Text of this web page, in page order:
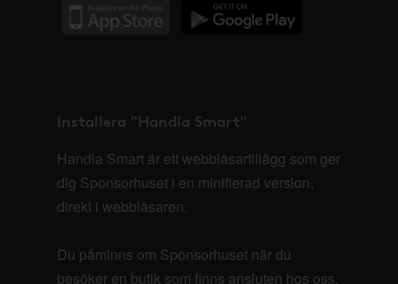
Installera "Handla Smart"
Handla Smart är ett webbläsartillägg som ger
dig Sponsorhuset i en minifierad version,
direkt i webbläsaren.
Du påminns om Sponsorhuset när du
besöker en butik som finns ansluten hos oss.